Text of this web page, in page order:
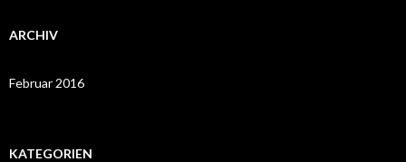
ARCHIV
Februar 2016
KATEGORIEN